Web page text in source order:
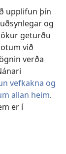
upplifun þín
og
geturðu
við
verða
vefkakna og
allan heim.
er í
of Pennsylvania.